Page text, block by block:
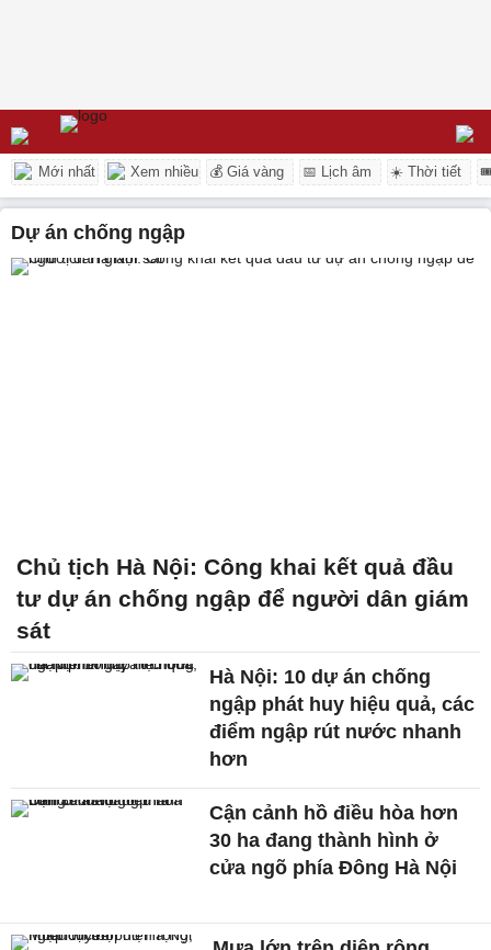
Mới nhất Xem nhiều 💰 Giá vàng 📅 Lịch âm ☀️ Thời tiết
Dự án chống ngập
Chủ tịch Hà Nội: Công khai kết quả đầu
tư dự án chống ngập để người dân giám
sát
Hà Nội: 10 dự án chống
ngập phát huy hiệu quả, các
điểm ngập rút nước nhanh
hơn
Cận cảnh hồ điều hòa hơn
30 ha đang thành hình ở
cửa ngõ phía Đông Hà Nội